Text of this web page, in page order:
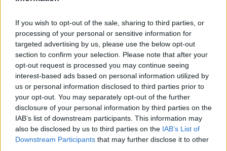
If you wish to opt-out of the sale, sharing to third parties, or
processing of your personal or sensitive information for
targeted advertising by us, please use the below opt-out
section to confirm your selection. Please note that after your
opt-out request is processed you may continue seeing
interest-based ads based on personal information utilized by
us or personal information disclosed to third parties prior to
your opt-out. You may separately opt-out of the further
disclosure of your personal information by third parties on the
IAB’s list of downstream participants. This information may
also be disclosed by us to third parties on the IAB’s List of
Downstream Participants that may further disclose it to other
EVENTI
Redazione 18/06/2026
GA Summit 2026: l’intelligenza artificiale guida la
nuova frontiera dei dati per marketing e advertising